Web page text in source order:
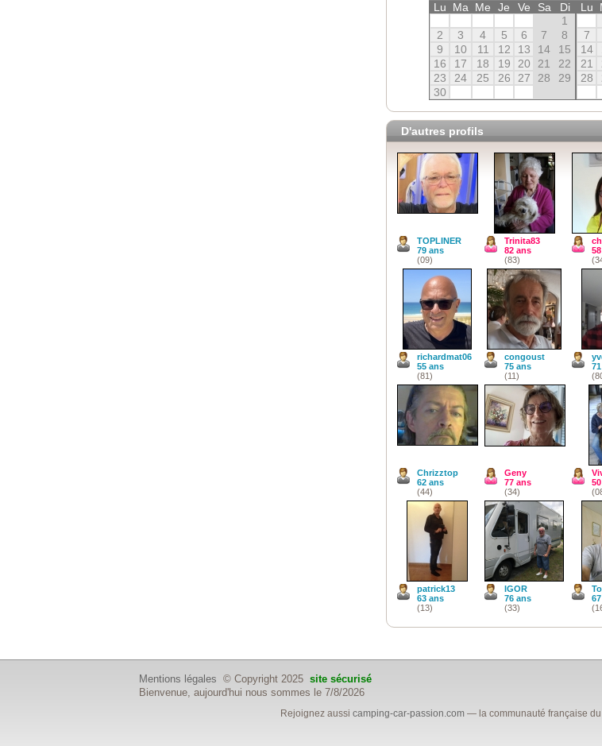
Lu
Ma Me Je Ve Sa
Di
1
2
3 4 5 6 7
8
9
10 11 12 13 14
15
16
17 18 19 20 21
22
23
24 25 26 27 28
29
30
Lu
7
14
21
28
D'autres profils
TOPLINER
79 ans
(09)
Trinita83
82 ans
(83)
richardmat06
55 ans
(81)
congoust
75 ans
(11)
Chrizztop
62 ans
(44)
Geny
77 ans
(34)
patrick13
63 ans
(13)
IGOR
76 ans
(33)
Mentions légales © Copyright 2025 site sécurisé
Bienvenue, aujourd'hui nous sommes le 7/8/2026
Rejoignez aussi camping-car-passion.com — la communauté française du